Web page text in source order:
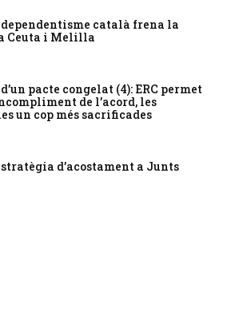
català frena la
Ceuta i Melilla
pacte congelat (4): ERC permet
de l’acord, les
un cop més sacrificades
d’acostament a Junts